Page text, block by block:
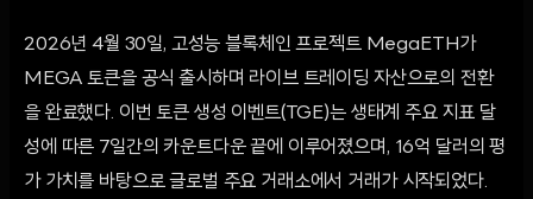
2026년 4월 30일, 고성능 블록체인 프로젝트 MegaETH가
MEGA 토큰을 공식 출시하며 라이브 트레이딩 자산으로의 전환
을 완료했다. 이번 토큰 생성 이벤트(TGE)는 생태계 주요 지표 달
성에 따른 7일간의 카운트다운 끝에 이루어졌으며, 16억 달러의 평
가 가치를 바탕으로 글로벌 주요 거래소에서 거래가 시작되었다.